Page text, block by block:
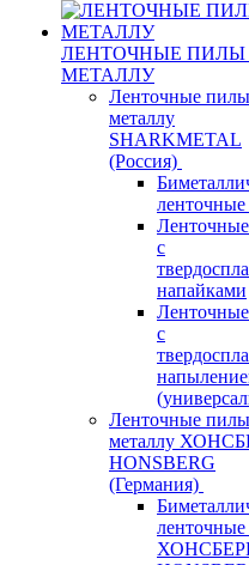
ЛЕНТОЧНЫЕ ПИЛЫ
МЕТАЛЛУ
Ленточные
металлу
SHARKMETAL
(Россия)
с
напайками
с
Ленточные
металлу
HONSBERG
(Германия)